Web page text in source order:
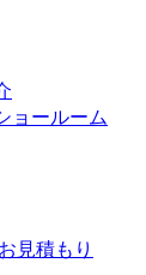
ョールーム
見積もり